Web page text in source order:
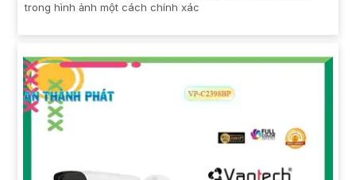
trong hình ảnh một cách chính xác